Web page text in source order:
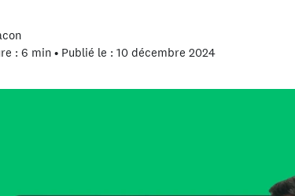
: 6 min • Publié le : 10 décembre 2024